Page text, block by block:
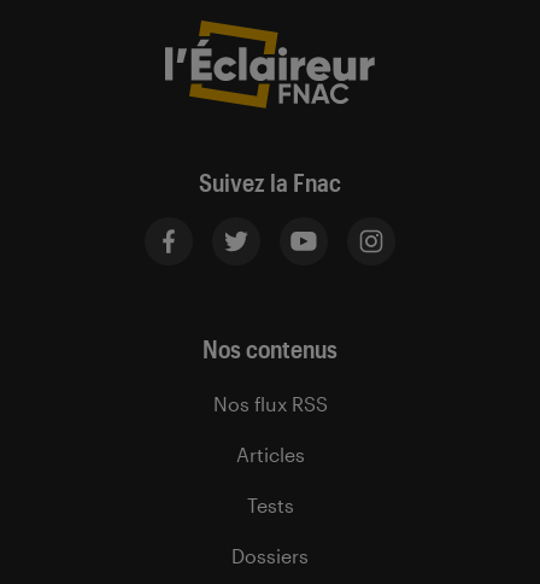
Suivez la Fnac
Nos contenus
Nos flux RSS
Articles
Tests
Dossiers